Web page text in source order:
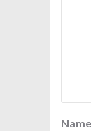
Name